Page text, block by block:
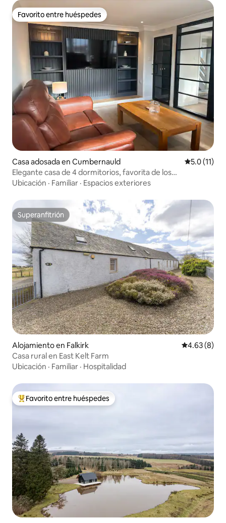
Favorito entre huéspedes
Favorito entre huéspedes
Casa adosada en Cumbernauld Calificación
5.0 (11)
Elegante casa de 4 dormitorios, favorita de los
contratistas
Ubicación · Familiar · Espacios exteriores
Superanfitrión
Superanfitrión
Alojamiento en Falkirk Calificación
4.63 (8)
Casa rural en East Kelt Farm
Ubicación · Familiar · Hospitalidad
Favorito entre huéspedes preferido
Favorito entre huéspedes